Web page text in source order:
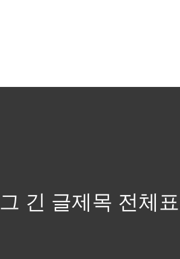
긴 글제목 전체